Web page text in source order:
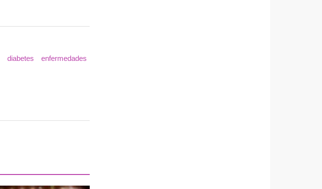
diabetes
enfermedades